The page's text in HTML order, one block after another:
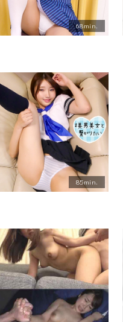
68min.
85min.